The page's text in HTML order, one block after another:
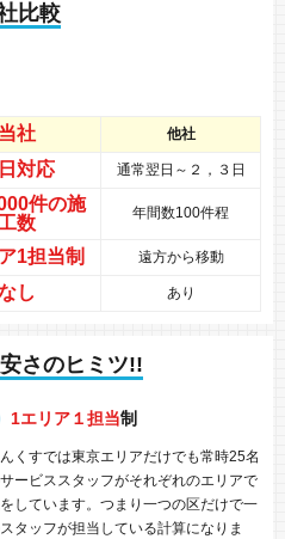
比較
当社 他社
対応 通常翌日～２，３日
件の施
数
年間数100件程
1担当制 遠方から移動
し あり
さのヒミツ!!
1エリア１担当制
くすでは東京エリアだけでも常時25名
ービススタッフがそれぞれのエリアで
しています。つまり一つの区だけで一
タッフが担当している計算になりま